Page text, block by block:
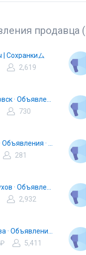
продавца
| Сохранкиム
2,619
730
281
2,932
5,411